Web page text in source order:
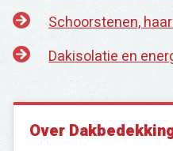
Schoorstenen,
Dakisolatie en
Over